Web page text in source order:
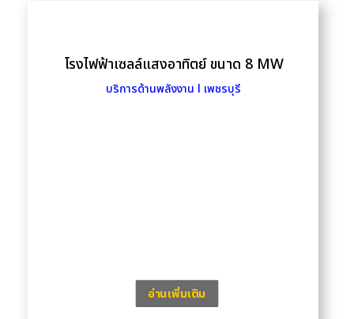
โรงไฟฟ้าเซลล์แสงอาทิตย์ ขนาด 8 MW
บริการด้านพลังงาน l เพชรบุรี
อ่านเพิ่มเติม